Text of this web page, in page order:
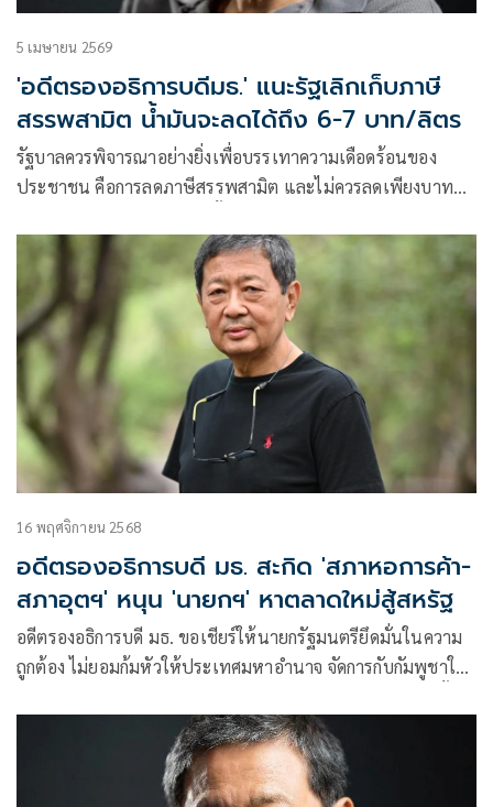
5 เมษายน 2569
'อดีตรองอธิการบดีมธ.' แนะรัฐเลิกเก็บภาษี
สรรพสามิต น้ำมันจะลดได้ถึง 6-7 บาท/ลิตร
รัฐบาลควรพิจารณาอย่างยิ่งเพื่อบรรเทาความเดือดร้อนของ
ประชาชน คือการลดภาษีสรรพสามิต และไม่ควรลดเพียงบาท
16 พฤศจิกายน 2568
อดีตรองอธิการบดี มธ. สะกิด 'สภาหอการค้า-
สภาอุตฯ' หนุน 'นายกฯ' หาตลาดใหม่สู้สหรัฐ
อดีตรองอธิการบดี มธ. ขอเชียร์ให้นายกรัฐมนตรียึดมั่นในความ
ถูกต้อง ไม่ยอมก้มหัวให้ประเทศมหาอำนาจ จัดการกับกัมพูชาให้
หลังการเลือกตั้ง จะเท่ากับ 100%